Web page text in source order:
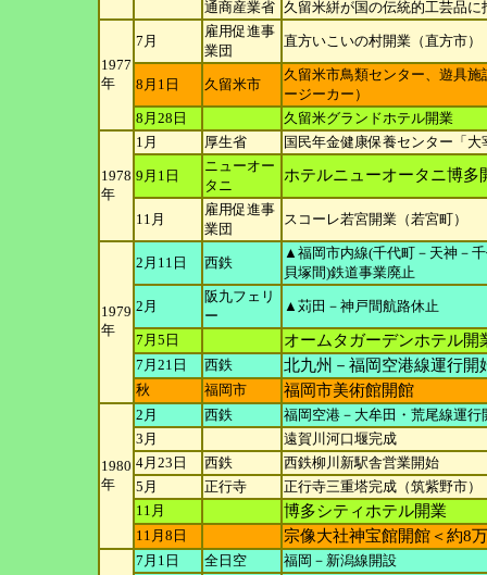
通商産業省 久留米絣が国の伝統的工芸品に
1977
年
7月
雇用促進事
業団
直方いこいの村開業（直方市）
8月1日 久留米市
久留米市鳥類センター、遊具
ージーカー）
8月28日
久留米グランドホテル開業
1978
年
1月 厚生省 国民年金健康保養センター「大
9月1日
ニューオー
タニ
ホテルニューオータニ博多
11月
雇用促進事
業団
スコーレ若宮開業（若宮町）
1979
年
2月11日 西鉄
▲福岡市内線(千代町－天神－
貝塚間)鉄道事業廃止
2月
阪九フェリ
ー
▲苅田－神戸間航路休止
7月5日 オームタガーデンホテル開
7月21日 西鉄 北九州－福岡空港線運行開
秋 福岡市 福岡市美術館開館
1980
年
2月 西鉄
福岡空港－大牟田・荒尾線運行
3月
遠賀川河口堰完成
4月23日
西鉄
西鉄柳川新駅舎営業開始
5月
正行寺
正行寺三重塔完成（筑紫野市）
11月
博多シティホテル開業
11月8日 宗像大社神宝館開館＜約8
7月1日 全日空 福岡－新潟線開設